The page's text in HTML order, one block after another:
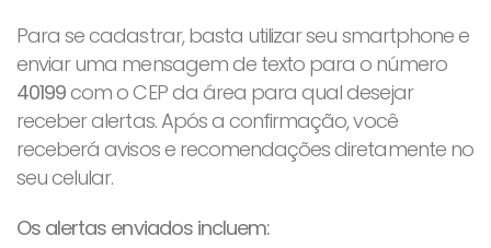
Para se cadastrar, basta utilizar seu smartphone e
enviar uma mensagem de texto para o número
40199com o CEP da área para qual desejar
receber alertas. Após a confirmação, você
receberá avisos e recomendações diretamente no
seu celular.
Os alertas enviados incluem: